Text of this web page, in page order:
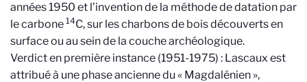
années 1950 et l’invention de la méthode de datation par
le carbone 14C, sur les charbons de bois découverts en
surface ou au sein de la couche archéologique.
Verdict en première instance (1951-1975) : Lascaux est
attribué à une phase ancienne du « Magdalénien »,